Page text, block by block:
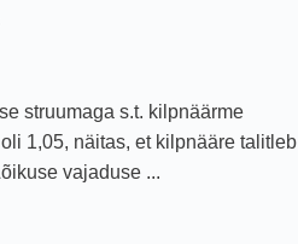
struumaga s.t. kilpnäärme
1,05, näitas, et kilpnääre talitleb
vajaduse ...